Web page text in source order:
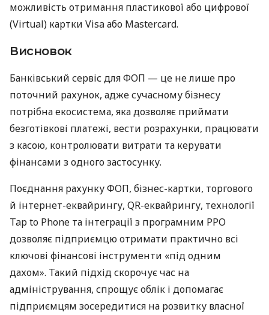
можливість отримання пластикової або цифрової
(Virtual) картки Visa або Mastercard.
Висновок
Банківський сервіс для ФОП — це не лише про
поточний рахунок, адже сучасному бізнесу
потрібна екосистема, яка дозволяє приймати
безготівкові платежі, вести розрахунки, працювати
з касою, контролювати витрати та керувати
фінансами з одного застосунку.
Поєднання рахунку ФОП, бізнес-картки, торгового
й інтернет-еквайрингу, QR-еквайрингу, технології
Tap to Phone та інтеграції з програмним РРО
дозволяє підприємцю отримати практично всі
ключові фінансові інструменти «під одним
дахом». Такий підхід скорочує час на
адміністрування, спрощує облік і допомагає
підприємцям зосередитися на розвитку власної